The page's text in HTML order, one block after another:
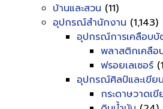
บ้านและสวน (11)
อุปกรณ์สำนักงาน (1,143)
อุปกรณ์การเคลือบบั
พลาสติกเคลือ
ฟรอยเลเซอร์
อุปกรณ์ศิลป์และเขีย
กระดาษวาดเ